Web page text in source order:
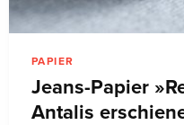
PAPIER
Jeans-Papier
Antalis